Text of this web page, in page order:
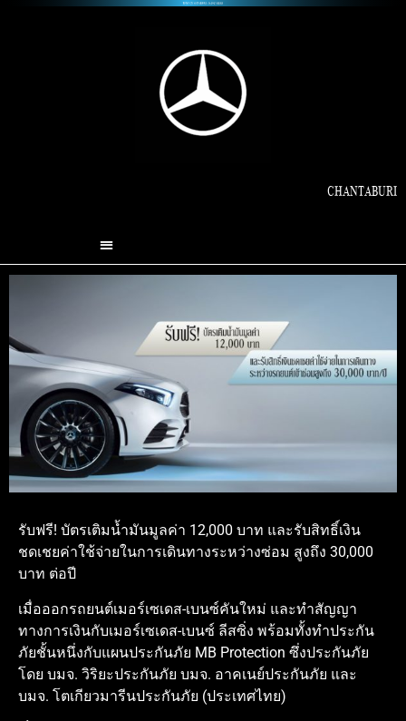
CHANTABURI
รับฟรี! บัตรเติมน้ำมันมูลค่า 12,000 บาท และรับสิทธิ์เงิน
ชดเชยค่าใช้จ่ายในการเดินทางระหว่างซ่อม สูงถึง 30,000
บาท ต่อปี
เมื่อออกรถยนต์เมอร์เซเดส-เบนซ์คันใหม่ และทำสัญญา
ทางการเงินกับเมอร์เซเดส-เบนซ์ ลีสซิ่ง พร้อมทั้งทำประกัน
ภัยชั้นหนึ่งกับแผนประกันภัย MB Protection ซึ่งประกันภัย
โดย บมจ. วิริยะประกันภัย บมจ. อาคเนย์ประกันภัย และ
บมจ. โตเกียวมารีนประกันภัย (ประเทศไทย)